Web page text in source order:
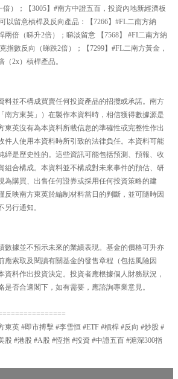
）；【3005】#南方中證五百，投資內地新經濟板
以留意槓桿及反向產品：【7266】#FL二南方納
兩倍（睇升2倍）；睇淡留意 【7568】 #FI二南方納
指數反向（睇跌2倍）；【7299】#FL二南方黃金，
2x）槓桿產品。
料並不構成買賣任何投資產品的招攬或承諾。南方
南方東英」）在製作本資料時，相信獲得數據源是
東英沒有為本資料所載信息的準確性或完整性作出
件人使用本資料時所引致的法律負任。本資料可能
綷是歷史性的。這些資訊可能包括預測、預報、收
組合構成。本資料並不構成對未來事件的預估、研
為購買、出售任何證券或採用任何投資策略的建
反映南方東英於編制材料當日的判斷，並可隨時因
行通知。
數據並不預示未來的業績表現。基金的價格可升亦
應索取及閱讀有關基金的發售章程（包括風險因
資料作出投資決定。投資者應根據個人財務狀況，
否合適閣下，如有需要，應諮詢專業意見。
東英 #即市搏擊 #李雪恒 #ETF #槓桿 #反向 #炒股 #
股 #港股 #A股 #恆指 #投資 #中證五百 #滬深300指